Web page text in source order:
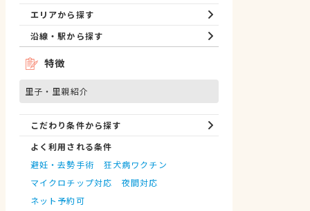
エリアから探す
沿線・駅から探す
特徴
里子・里親紹介
こだわり条件から探す
よく利用される条件
避妊・去勢手術
狂犬病ワクチン
マイクロチップ対応
夜間対応
ネット予約可